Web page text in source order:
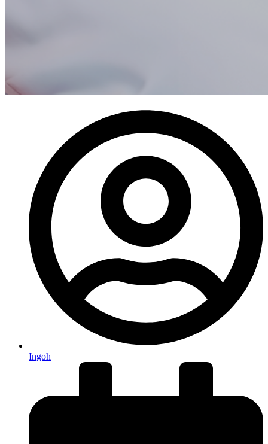
Ingoh